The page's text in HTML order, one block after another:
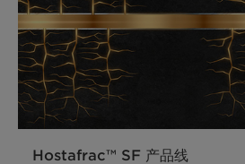
Hostafrac™ SF 产品线